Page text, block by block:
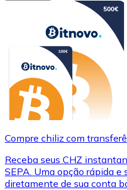
Compre chiliz com
Receba seus CHZ
SEPA. Uma opção rápida e
diretamente de sua conta